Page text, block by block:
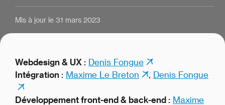
Mis à jour le 31 mars 2023
Webdesign & UX : Denis Fongue
Intégration : Maxime Le Breton , Denis Fongue
Développement front-end & back-end : Maxime